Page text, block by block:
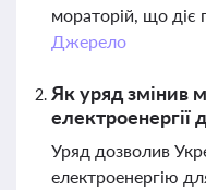
мораторій, що діє
Джерело
Як уряд змінив
електроенергії
Уряд дозволив
електроенергію